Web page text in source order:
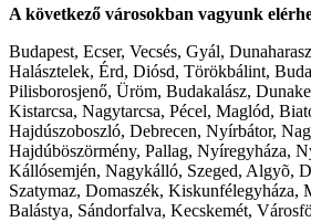
A következő városokban vagyunk
Budapest, Ecser, Vecsés, Gyál,
Halásztelek, Érd, Diósd, Törökbálint,
Pilisborosjenő, Üröm, Budakalász,
Kistarcsa, Nagytarcsa, Pécel, Maglód,
Hajdúszoboszló, Debrecen, Nyírbátor,
Hajdúböszörmény, Pallag, Nyíregyháza,
Kállósemjén, Nagykálló, Szeged, Algyõ,
Szatymaz, Domaszék, Kiskunfélegyháza,
Balástya, Sándorfalva, Kecskemét,